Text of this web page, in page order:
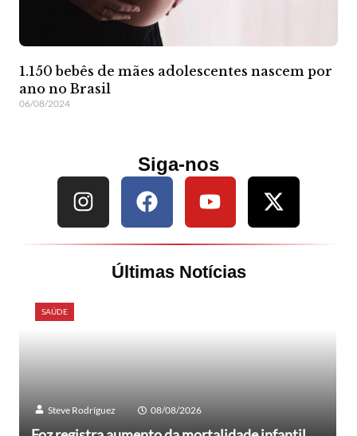
1.150 bebês de mães adolescentes nascem por
ano no Brasil
06/08/2024
Siga-nos
Últimas Notícias
SAÚDE
Steve Rodríguez 08/08/2026